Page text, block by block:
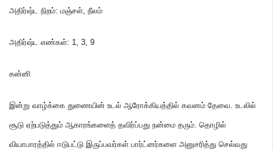
அதிர்ஷ்ட நிறம்: மஞ்சள், நீலம்
அதிர்ஷ்ட எண்கள்: 1, 3, 9
கன்னி
இன்று வாழ்க்கை துணையின் உடல் ஆரோக்கியத்தில் கவனம் தேவை. உடலில்
சூடு ஏற்படுத்தும் ஆகாரங்களைத் தவிர்ப்பது நன்மை தரும். தொழில்
வியாபாரத்தில் ஈடுபட்டு இருப்பவர்கள் பார்ட்னர்களை அனுசரித்து செல்வது